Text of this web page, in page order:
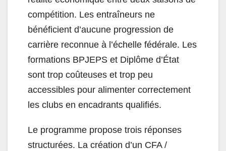
compétition. Les entraîneurs ne
bénéficient d’aucune progression de
carrière reconnue à l’échelle fédérale. Les
formations BPJEPS et Diplôme d’État
sont trop coûteuses et trop peu
accessibles pour alimenter correctement
les clubs en encadrants qualifiés.
Le programme propose trois réponses
structurées. La création d’un CFA /